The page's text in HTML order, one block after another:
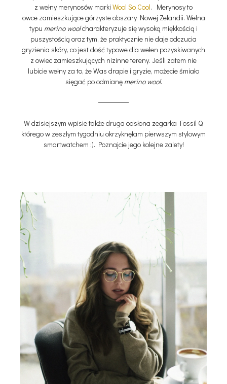
z wełny merynosów marki Wool So Cool. Merynosy to
owce zamieszkujące górzyste obszary Nowej Zelandii. Wełna
typu merino woolcharakteryzuje się wysoką miękkością i
puszystością oraz tym, że praktycznie nie daje odczucia
gryzienia skóry, co jest dość typowe dla wełen pozyskiwanych
z owiec zamieszkujących nizinne tereny. Jeśli zatem nie
lubicie wełny za to, że Was drapie i gryzie, możecie śmiało
sięgać po odmianę merino wool.
W dzisiejszym wpisie także druga odsłona zegarka Fossil Q,
którego w zeszłym tygodniu okrzyknęłam pierwszym stylowym
smartwatchem :). Poznajcie jego kolejne zalety!